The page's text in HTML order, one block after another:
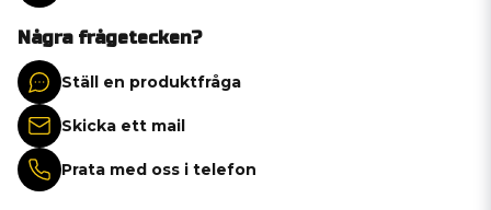
Några frågetecken?
Ställ en produktfråga
Skicka ett mail
Prata med oss i telefon